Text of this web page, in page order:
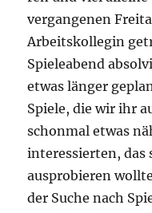
vergangenen
Arbeitskollegin
Spieleabend
etwas länger
Spiele, die wir ihr
schonmal etwas
interessierten, das
ausprobieren
der Suche nach